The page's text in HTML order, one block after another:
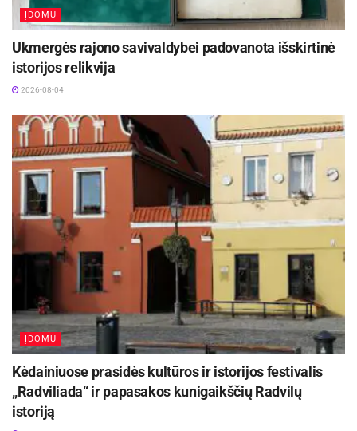
ĮDOMU
Ukmergės rajono savivaldybei padovanota išskirtinė
istorijos relikvija
2026-08-04
ĮDOMU
Kėdainiuose prasidės kultūros ir istorijos festivalis
„Radviliada“ ir papasakos kunigaikščių Radvilų
istoriją